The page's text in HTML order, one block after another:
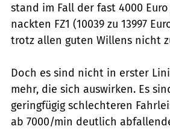
stand im Fall der fast 4000
nackten FZ1 (10039 zu 13997
trotz allen guten Willens nicht
Doch es sind nicht in erster
mehr, die sich auswirken. Es
geringfügig schlechteren
ab 7000/min deutlich